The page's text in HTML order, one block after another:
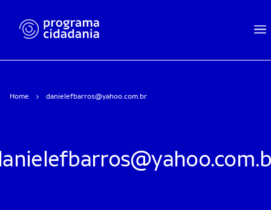
Home danielefbarros@yahoo.com.br